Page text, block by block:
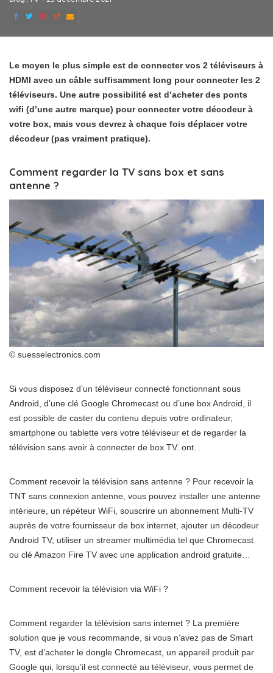
Le moyen le plus simple est de connecter vos 2 téléviseurs à
HDMI avec un câble suffisamment long pour connecter les 2
téléviseurs. Une autre possibilité est d’acheter des ponts
wifi (d’une autre marque) pour connecter votre décodeur à
votre box, mais vous devrez à chaque fois déplacer votre
décodeur (pas vraiment pratique).
Comment regarder la TV sans box et sans
antenne ?
© suesselectronics.com
Si vous disposez d’un téléviseur connecté fonctionnant sous
Android, d’une clé Google Chromecast ou d’une box Android, il
est possible de caster du contenu depuis votre ordinateur,
smartphone ou tablette vers votre téléviseur et de regarder la
télévision sans avoir à connecter de box TV. ont. .
Comment recevoir la télévision sans antenne ? Pour recevoir la
TNT sans connexion antenne, vous pouvez installer une antenne
intérieure, un répéteur WiFi, souscrire un abonnement Multi-TV
auprès de votre fournisseur de box internet, ajouter un décodeur
Android TV, utiliser un streamer multimédia tel que Chromecast
ou clé Amazon Fire TV avec une application android gratuite…
Comment recevoir la télévision via WiFi ?
Comment regarder la télévision sans internet ? La première
solution que je vous recommande, si vous n’avez pas de Smart
TV, est d’acheter le dongle Chromecast, un appareil produit par
Google qui, lorsqu’il est connecté au téléviseur, vous permet de